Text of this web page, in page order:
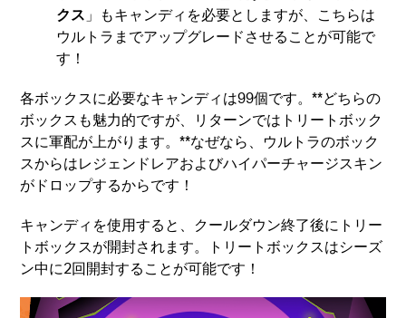
クス 」もキャンディを必要としますが、こちらは
ウルトラまでアップグレードさせることが可能で
す！
各ボックスに必要なキャンディは99個です。**どちらの
ボックスも魅力的ですが、リターンではトリートボック
スに軍配が上がります。**なぜなら、ウルトラのボック
スからはレジェンドレアおよびハイパーチャージスキン
がドロップするからです！
キャンディを使用すると、クールダウン終了後にトリー
トボックスが開封されます。トリートボックスはシーズ
ン中に2回開封することが可能です！